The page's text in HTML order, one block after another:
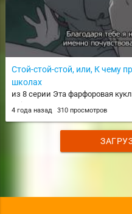
Стой-стой-стой, или, К чему
школах
из 8 серии Эта фарфоровая
Koi wo Suru
4 года назад 310 просмотров